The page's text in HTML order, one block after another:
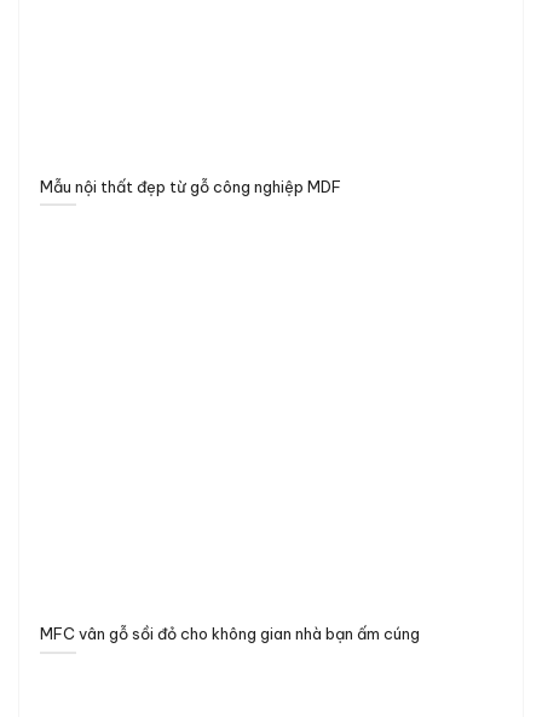
Mẫu nội thất đẹp từ gỗ công nghiệp MDF
MFC vân gỗ sồi đỏ cho không gian nhà bạn ấm cúng